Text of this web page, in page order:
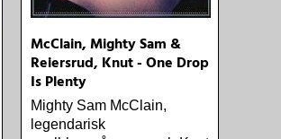
McClain, Mighty Sam &
Reiersrud, Knut - One Drop
Is Plenty
Mighty Sam McClain,
legendarisk